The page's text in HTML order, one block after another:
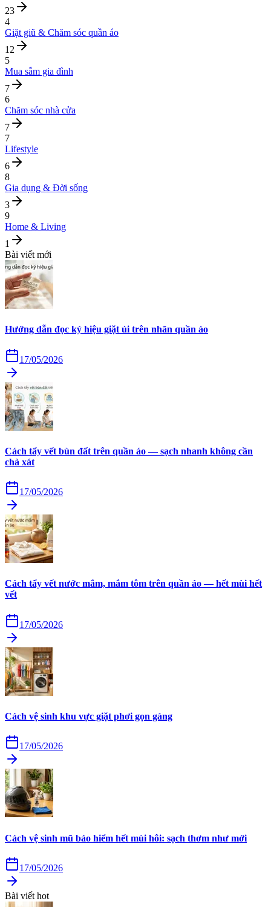
23
4
Giặt giũ & Chăm sóc quần áo
12
5
Mua sắm gia đình
7
6
Chăm sóc nhà cửa
7
7
Lifestyle
6
8
Gia dụng & Đời sống
3
9
Home & Living
1
Bài viết mới
Hướng dẫn đọc ký hiệu giặt ủi trên nhãn quần áo
17/05/2026
Cách tẩy vết bùn đất trên quần áo — sạch nhanh không cần
chà xát
17/05/2026
Cách tẩy vết nước mắm, mắm tôm trên quần áo — hết mùi hết
vết
17/05/2026
Cách vệ sinh khu vực giặt phơi gọn gàng
17/05/2026
Cách vệ sinh mũ bảo hiểm hết mùi hôi: sạch thơm như mới
17/05/2026
Bài viết hot